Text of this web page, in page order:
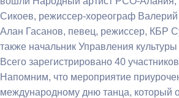
Сикоев, режиссер-хореограф
Алан Гасанов, певец, режиссер, КБР
также начальник Управления
Всего зарегистрировано 40
Напомним, что мероприятие
международному дню танца, который